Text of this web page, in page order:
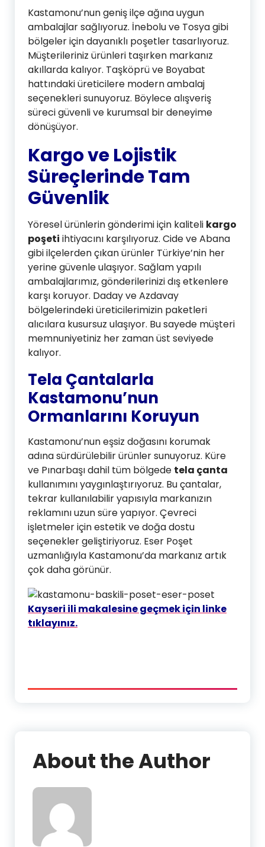
Kastamonu’nun geniş ilçe ağına uygun
ambalajlar sağlıyoruz. İnebolu ve Tosya gibi
bölgeler için dayanıklı poşetler tasarlıyoruz.
Müşterileriniz ürünleri taşırken markanız
akıllarda kalıyor. Taşköprü ve Boyabat
hattındaki üreticilere modern ambalaj
seçenekleri sunuyoruz. Böylece alışveriş
süreci güvenli ve kurumsal bir deneyime
dönüşüyor.
Kargo ve Lojistik
Süreçlerinde Tam
Güvenlik
Yöresel ürünlerin gönderimi için kaliteli kargo
poşeti ihtiyacını karşılıyoruz. Cide ve Abana
gibi ilçelerden çıkan ürünler Türkiye’nin her
yerine güvenle ulaşıyor. Sağlam yapılı
ambalajlarımız, gönderilerinizi dış etkenlere
karşı koruyor. Daday ve Azdavay
bölgelerindeki üreticilerimizin paketleri
alıcılara kusursuz ulaşıyor. Bu sayede müşteri
memnuniyetiniz her zaman üst seviyede
kalıyor.
Tela Çantalarla
Kastamonu’nun
Ormanlarını Koruyun
Kastamonu’nun eşsiz doğasını korumak
adına sürdürülebilir ürünler sunuyoruz. Küre
ve Pınarbaşı dahil tüm bölgede tela çanta
kullanımını yaygınlaştırıyoruz. Bu çantalar,
tekrar kullanılabilir yapısıyla markanızın
reklamını uzun süre yapıyor. Çevreci
işletmeler için estetik ve doğa dostu
seçenekler geliştiriyoruz. Eser Poşet
uzmanlığıyla Kastamonu’da markanız artık
çok daha görünür.
Kayseri ili makalesine geçmek için linke
tıklayınız.
About the Author